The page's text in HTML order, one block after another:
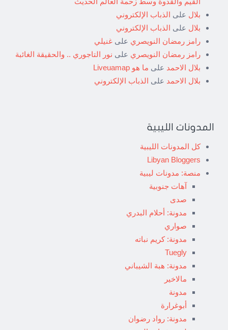
بلال على الذباب الإلكتروني
بلال على الذباب الإلكتروني
رامز رمضان النويصري على غنيلي
رامز رمضان النويصري على نور التاجوري .. والحقيقة الغائبة
بلال الاحمد على ما هو Liveuamap
بلال الاحمد على الذباب الإلكتروني
المدونات الليبية
كل المدونات الليبية
Libyan Bloggers
منصة: مدونات ليبية
آهات جنوبية
صدى
مدونة: أحلام البدري
صواري
مدونة: كريم نباته
Tuegly
مدونة: هبة الشيباني
مالاخير
مدونة
أبوغرارة
مدونة: رواد رضوان